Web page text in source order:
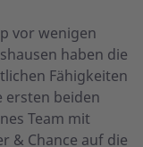
vor wenigen
haben die
Fähigkeiten
ersten beiden
Team mit
& Chance auf die